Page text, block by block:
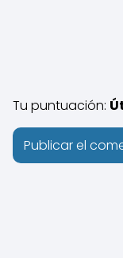
Tu puntuación: